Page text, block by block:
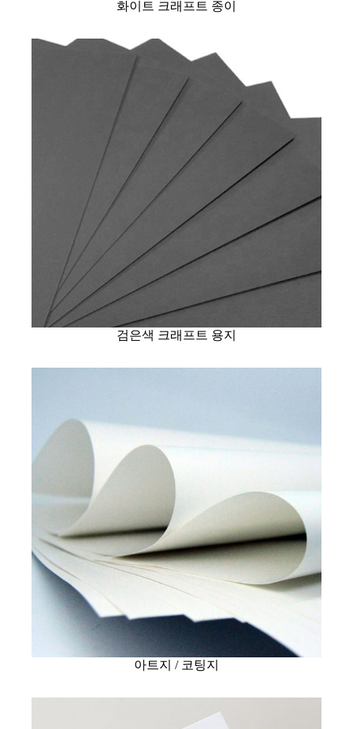
화이트 크래프트 종이
검은색 크래프트 용지
아트지 / 코팅지